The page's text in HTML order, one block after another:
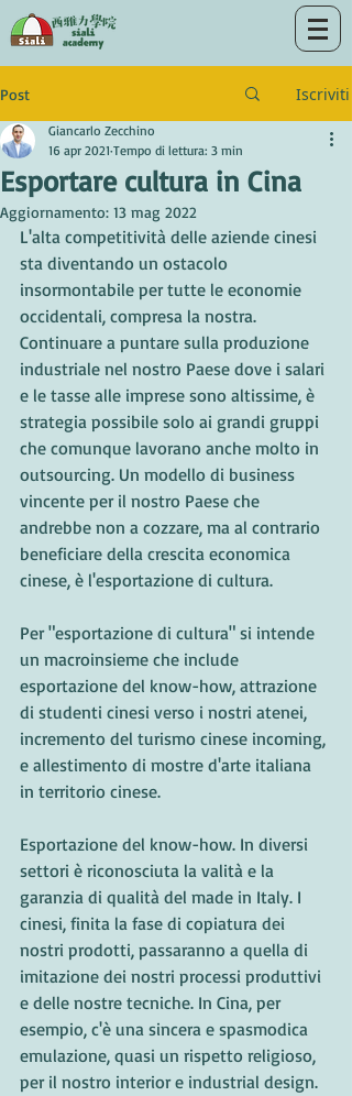
Post Iscriviti
Esportare cultura in Cina
Giancarlo Zecchino
16 apr 2021 Tempo di lettura: 3 min
Aggiornamento: 13 mag 2022
L'alta competitività delle aziende cinesi
sta diventando un ostacolo
insormontabile per tutte le economie
occidentali, compresa la nostra.
Continuare a puntare sulla produzione
industriale nel nostro Paese dove i salari
e le tasse alle imprese sono altissime, è
strategia possibile solo ai grandi gruppi
che comunque lavorano anche molto in
outsourcing. Un modello di business
vincente per il nostro Paese che
andrebbe non a cozzare, ma al contrario
beneficiare della crescita economica
cinese, è l'esportazione di cultura.
Per "esportazione di cultura" si intende
un macroinsieme che include
esportazione del know-how, attrazione
di studenti cinesi verso i nostri atenei,
incremento del turismo cinese incoming,
e allestimento di mostre d'arte italiana
in territorio cinese.
Esportazione del know-how. In diversi
settori è riconosciuta la valità e la
garanzia di qualità del made in Italy. I
cinesi, finita la fase di copiatura dei
nostri prodotti, passaranno a quella di
imitazione dei nostri processi produttivi
e delle nostre tecniche. In Cina, per
esempio, c'è una sincera e spasmodica
emulazione, quasi un rispetto religioso,
per il nostro interior e industrial design.